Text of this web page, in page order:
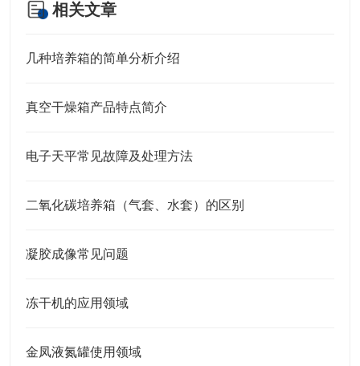
相关文章
几种培养箱的简单分析介绍
真空干燥箱产品特点简介
电子天平常见故障及处理方法
二氧化碳培养箱（气套、水套）的区别
凝胶成像常见问题
冻干机的应用领域
金凤液氮罐使用领域